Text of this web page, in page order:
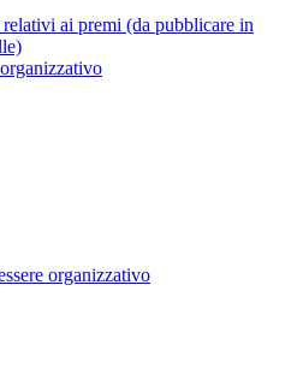
ai premi (da pubblicare in
organizzativo